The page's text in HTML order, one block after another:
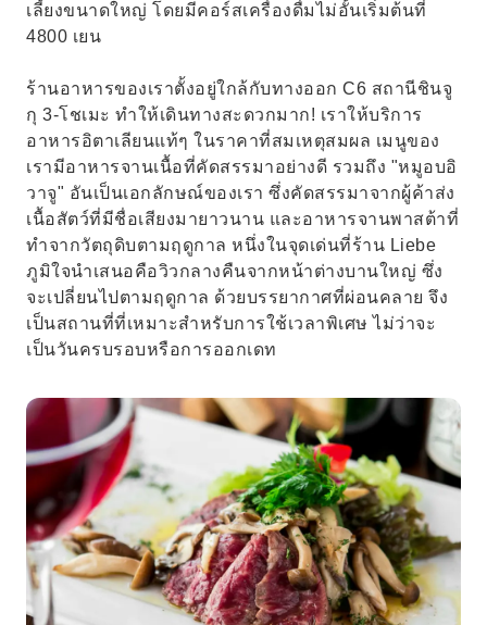
เลี้ยงขนาดใหญ่ โดยมีคอร์สเครื่องดื่มไม่อั้นเริ่มต้นที่
4800 เยน
ร้านอาหารของเราตั้งอยู่ใกล้กับทางออก C6 สถานีชินจู
กุ 3-โชเมะ ทำให้เดินทางสะดวกมาก! เราให้บริการ
อาหารอิตาเลียนแท้ๆ ในราคาที่สมเหตุสมผล เมนูของ
เรามีอาหารจานเนื้อที่คัดสรรมาอย่างดี รวมถึง "หมูอบอิ
วาจู" อันเป็นเอกลักษณ์ของเรา ซึ่งคัดสรรมาจากผู้ค้าส่ง
เนื้อสัตว์ที่มีชื่อเสียงมายาวนาน และอาหารจานพาสต้าที่
ทำจากวัตถุดิบตามฤดูกาล หนึ่งในจุดเด่นที่ร้าน Liebe
ภูมิใจนำเสนอคือวิวกลางคืนจากหน้าต่างบานใหญ่ ซึ่ง
จะเปลี่ยนไปตามฤดูกาล ด้วยบรรยากาศที่ผ่อนคลาย จึง
เป็นสถานที่ที่เหมาะสำหรับการใช้เวลาพิเศษ ไม่ว่าจะ
เป็นวันครบรอบหรือการออกเดท